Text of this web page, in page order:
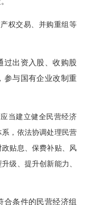
权交易、并购重组等
出资入股、收购股
参与国有企业改制重
当建立健全民营经济
，依法协调处理民营
贴息、保费补贴、风
级、提升创新能力、
条件的民营经济组